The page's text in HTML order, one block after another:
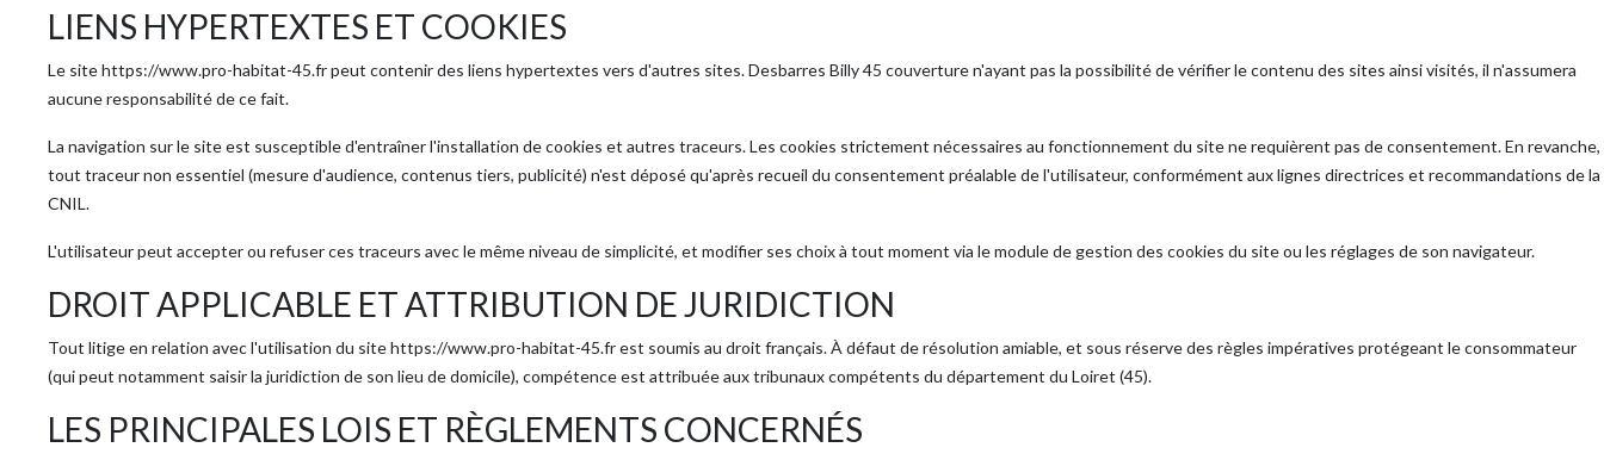
LIENS HYPERTEXTES ET COOKIES
Le site https://www.pro-habitat-45.fr peut contenir des liens hypertextes vers d'autres sites. Desbarres Billy 45 couverture n'ayant pas la possibilité de vérifier le contenu des sites ainsi visités, il n'assumera
aucune responsabilité de ce fait.
La navigation sur le site est susceptible d'entraîner l'installation de cookies et autres traceurs. Les cookies strictement nécessaires au fonctionnement du site ne requièrent pas de consentement. En revanche,
tout traceur non essentiel (mesure d'audience, contenus tiers, publicité) n'est déposé qu'après recueil du consentement préalable de l'utilisateur, conformément aux lignes directrices et recommandations de la
CNIL.
L'utilisateur peut accepter ou refuser ces traceurs avec le même niveau de simplicité, et modifier ses choix à tout moment via le module de gestion des cookies du site ou les réglages de son navigateur.
DROIT APPLICABLE ET ATTRIBUTION DE JURIDICTION
Tout litige en relation avec l'utilisation du site https://www.pro-habitat-45.fr est soumis au droit français. À défaut de résolution amiable, et sous réserve des règles impératives protégeant le consommateur
(qui peut notamment saisir la juridiction de son lieu de domicile), compétence est attribuée aux tribunaux compétents du département du Loiret (45).
LES PRINCIPALES LOIS ET RÈGLEMENTS CONCERNÉS